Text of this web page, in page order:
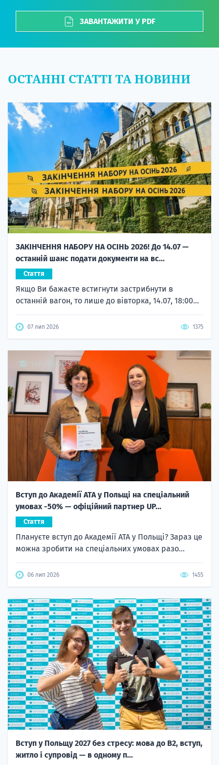
ЗАВАНТАЖИТИ У PDF
ОСТАННІ СТАТТІ ТА НОВИНИ
ЗАКІНЧЕННЯ НАБОРУ НА ОСІНЬ 2026! До 14.07 —
останній шанс подати документи на вс...
Стаття
Якщо Ви бажаєте встигнути застрибнути в
останній вагон, то лише до вівторка, 14.07, 18:00...
07 лип 2026 1375
Вступ до Академії ATA у Польщі на спеціальний
умовах -50% — офіційний партнер UP...
Стаття
Плануєте вступ до Академії ATA у Польщі? Зараз це
можна зробити на спеціальних умовах разо...
06 лип 2026 1455
Вступ у Польщу 2027 без стресу: мова до B2, вступ,
житло і супровід — в одному п...